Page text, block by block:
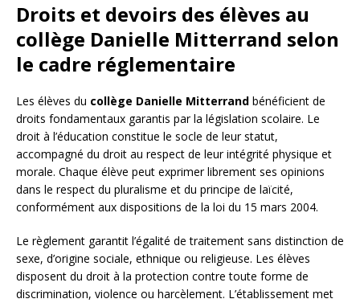
Droits et devoirs des élèves au
collège Danielle Mitterrand selon
le cadre réglementaire
Les élèves du collège Danielle Mitterrand bénéficient de
droits fondamentaux garantis par la législation scolaire. Le
droit à l’éducation constitue le socle de leur statut,
accompagné du droit au respect de leur intégrité physique et
morale. Chaque élève peut exprimer librement ses opinions
dans le respect du pluralisme et du principe de laïcité,
conformément aux dispositions de la loi du 15 mars 2004.
Le règlement garantit l’égalité de traitement sans distinction de
sexe, d’origine sociale, ethnique ou religieuse. Les élèves
disposent du droit à la protection contre toute forme de
discrimination, violence ou harcèlement. L’établissement met